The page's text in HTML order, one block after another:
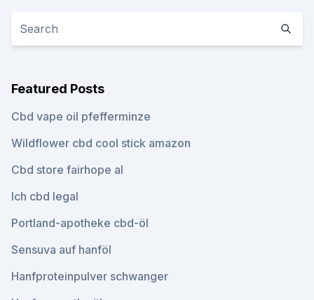
Featured Posts
Cbd vape oil pfefferminze
Wildflower cbd cool stick amazon
Cbd store fairhope al
Ich cbd legal
Portland-apotheke cbd-öl
Sensuva auf hanföl
Hanfproteinpulver schwanger